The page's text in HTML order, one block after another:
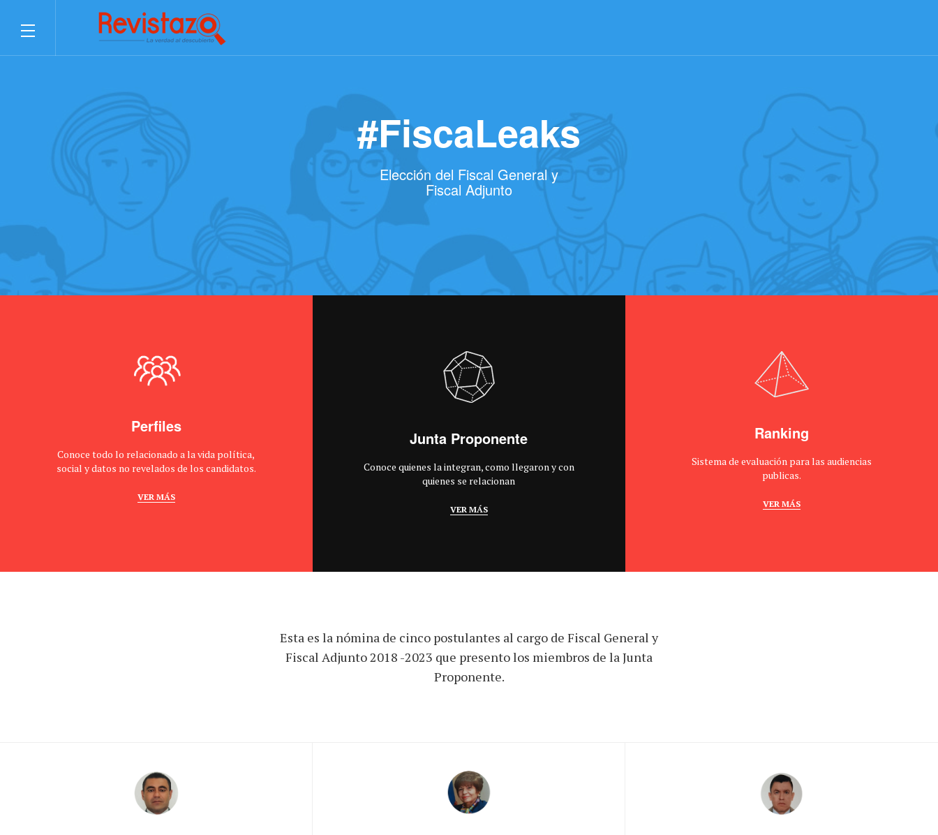
#FiscaLeaks
Elección del Fiscal General y
Fiscal Adjunto
Perfiles
Conoce todo lo relacionado a la vida política,
social y datos no revelados de los candidatos.
VER MÁS
Junta Proponente
Conoce quienes la integran, como llegaron y con
quienes se relacionan
VER MÁS
Ranking
Sistema de evaluación para las audiencias
publicas.
VER MÁS
Esta es la nómina de cinco postulantes al cargo de Fiscal General y
Fiscal Adjunto 2018 -2023 que presento los miembros de la Junta
Proponente.